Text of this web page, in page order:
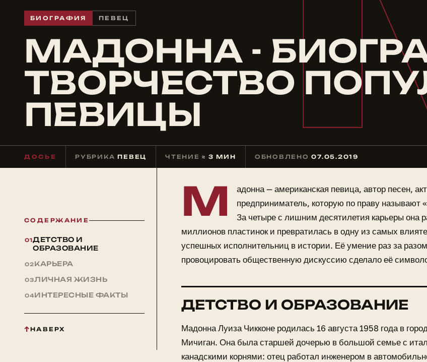
БИОГРАФИЯ ПЕВЕЦ
МАДОННА -
ТВОРЧЕСТВО
ПЕВИЦЫ
ДОСЬЕ РУБРИКАПЕВЕЦ ЧТЕНИЕ≈ 3 МИН ОБНОВЛЕНО07.05.2019
СОДЕРЖАНИЕ
ДЕТСТВО И
ОБРАЗОВАНИЕ
КАРЬЕРА
ЛИЧНАЯ ЖИЗНЬ
ИНТЕРЕСНЫЕ ФАКТЫ
НАВЕРХ
М
адонна — американская певица, автор песен,
предприниматель, которую по праву называют
За четыре с лишним десятилетия карьеры она
миллионов пластинок и превратилась в одну из самых
успешных исполнительниц в истории. Её умение раз за
провоцировать общественную дискуссию сделало её
ДЕТСТВО И ОБРАЗОВАНИЕ
Мадонна Луиза Чикконе родилась 16 августа 1958 года в
Мичиган. Она была старшей дочерью в большой семье с
канадскими корнями: отец работал инженером в